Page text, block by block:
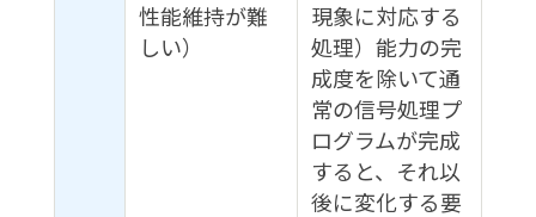
性能維持が難
しい）
現象に対応する
処理）能力の完
成度を除いて通
常の信号処理プ
ログラムが完成
すると、それ以
後に変化する要